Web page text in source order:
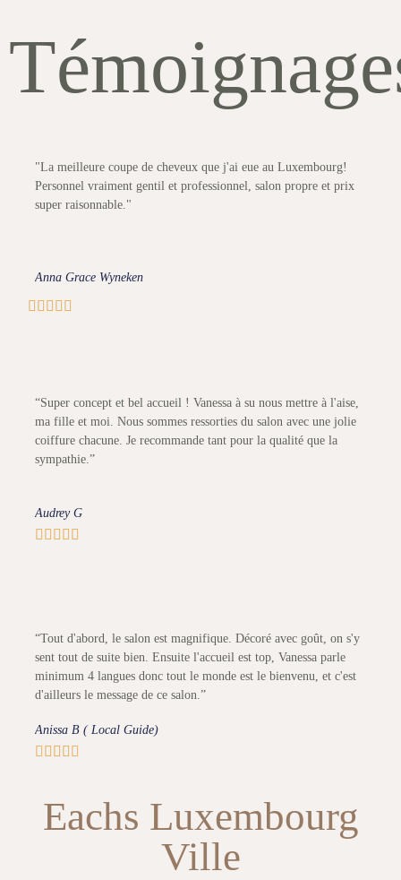
"La meilleure coupe de cheveux que j'ai eue au Luxembourg!
Personnel vraiment gentil et professionnel, salon propre et prix
super raisonnable."
Anna Grace Wyneken
    
“Super concept et bel accueil ! Vanessa à su nous mettre à l'aise,
ma fille et moi. Nous sommes ressorties du salon avec une jolie
coiffure chacune. Je recommande tant pour la qualité que la
sympathie.”
Audrey G
    
“Tout d'abord, le salon est magnifique. Décoré avec goût, on s'y
sent tout de suite bien. Ensuite l'accueil est top, Vanessa parle
minimum 4 langues donc tout le monde est le bienvenu, et c'est
d'ailleurs le message de ce salon.”
Anissa B ( Local Guide)
    
Eachs Luxembourg
Ville